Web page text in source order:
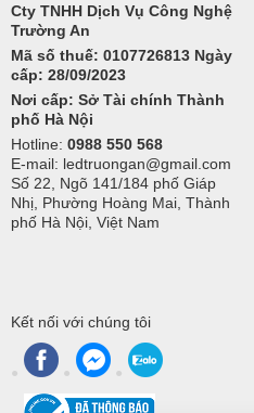
Cty TNHH Dịch Vụ Công Nghệ
Trường An
Mã số thuế: 0107726813 Ngày
cấp: 28/09/2023
Nơi cấp: Sở Tài chính Thành
phố Hà Nội
Hotline: 0988 550 568
E-mail: ledtruongan@gmail.com
Số 22, Ngõ 141/184 phố Giáp
Nhị, Phường Hoàng Mai, Thành
phố Hà Nội, Việt Nam
Kết nối với chúng tôi